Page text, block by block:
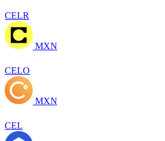
CELR
MXN
CELO
MXN
CEL